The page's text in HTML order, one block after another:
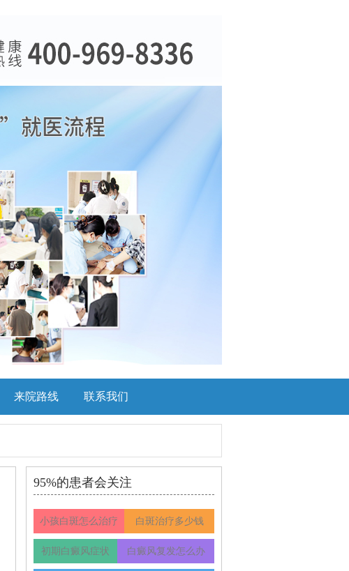
来院路线 联系我们
95%的患者会关注
小孩白斑怎么治疗 白斑治疗多少钱
初期白癜风症状 白癜风复发怎么办